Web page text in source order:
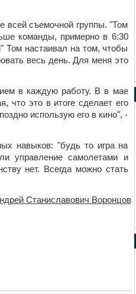
всей съемочной группы. "Том
команды, примерно в 6:30
настаивал на том, чтобы
весь день. Для меня это
в каждую работу. В в мае
что это в итоге сделает его
использую его в кино", -
навыков: "будь то игра на
управление самолетами и
нет. Всегда можно стать
Станиславович Воронцов